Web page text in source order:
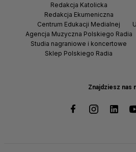
Znajdziesz nas
Redakcja Katolicka
Redakcja Ekumeniczna
Centrum Edukacji Medialnej
Agencja Muzyczna Polskiego Radia
Studia nagraniowe i koncertowe
Sklep Polskiego Radia